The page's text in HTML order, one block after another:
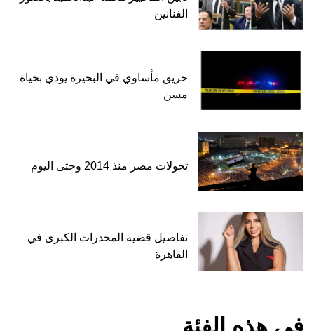
الفنانين
حريق مأساوي في البحيرة يودي بحياة
مسن
تحولات مصر منذ 2014 وحتى اليوم
تفاصيل قضية المخدرات الكبرى في
القاهرة